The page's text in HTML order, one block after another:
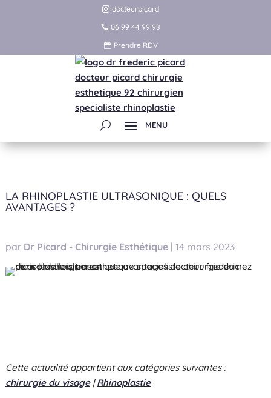
docteurpicard
06 99 44 99 98
Prendre RDV
LA RHINOPLASTIE ULTRASONIQUE : QUELS
AVANTAGES ?
par Dr Picard - Chirurgie Esthétique| 14 mars 2023
Cette actualité appartient aux catégories suivantes :
chirurgie du visage|Rhinoplastie